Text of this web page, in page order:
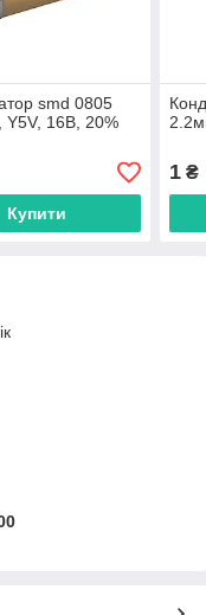
smd 0805
16В, 20%
Купити
1 ₴